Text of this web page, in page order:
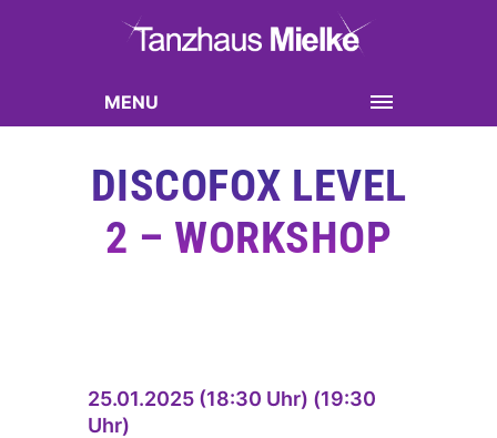
MENU
DISCOFOX LEVEL
2 – WORKSHOP
25.01.2025 (18:30 Uhr) (19:30
Uhr)